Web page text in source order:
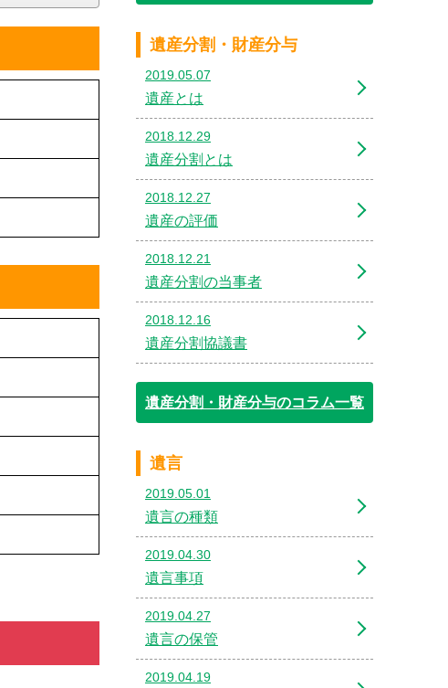
遺産分割・財産分与
2019.05.07
遺産とは
2018.12.29
遺産分割とは
2018.12.27
遺産の評価
2018.12.21
遺産分割の当事者
2018.12.16
遺産分割協議書
遺産分割・財産分与のコラム一覧
遺言
2019.05.01
遺言の種類
2019.04.30
遺言事項
2019.04.27
遺言の保管
2019.04.19